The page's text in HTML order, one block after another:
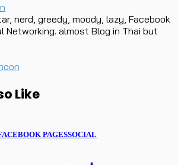
nerd, greedy, moody, lazy, Facebook
Networking. almost Blog in Thai but
Like
PAGESSOCIAL